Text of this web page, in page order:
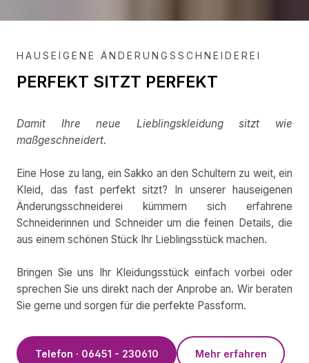
HAUSEIGENE ÄNDERUNGSSCHNEIDEREI
PERFEKT SITZT PERFEKT
Damit Ihre neue Lieblingskleidung sitzt wie
maßgeschneidert.
Eine Hose zu lang, ein Sakko an den Schultern zu weit, ein
Kleid, das fast perfekt sitzt? In unserer hauseigenen
Änderungsschneiderei kümmern sich erfahrene
Schneiderinnen und Schneider um die feinen Details, die
aus einem schönen Stück Ihr Lieblingsstück machen.
Bringen Sie uns Ihr Kleidungsstück einfach vorbei oder
sprechen Sie uns direkt nach der Anprobe an. Wir beraten
Sie gerne und sorgen für die perfekte Passform.
Telefon · 06451 - 230610 Mehr erfahren